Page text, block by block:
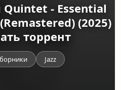
Quintet - Essential
(2025)
торрент
Jazz